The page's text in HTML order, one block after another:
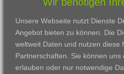
Karriere
Kontakt
Download
Impressum
Datenschutzerklärung
Darmstadt
Frankfurt am
Gießen
Kassel
Wiesbaden
Unsere Webseite nutzt Dienste
Angebot bieten zu können. Die
weltweit Daten und nutzen diese
Partnerschaften. Sie können
erlauben oder nur notwendige